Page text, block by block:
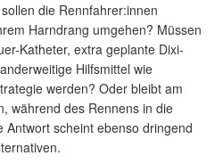
die Rennfahrer:innen
Harndrang umgehen? Müssen
Katheter, extra geplante Dixi-
Hilfsmittel wie
werden? Oder bleibt am
während des Rennens in die
Antwort scheint ebenso dringend